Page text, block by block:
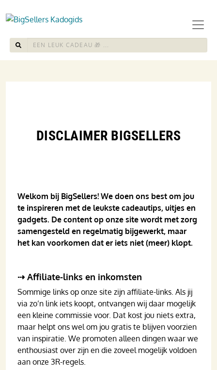
DISCLAIMER BIGSELLERS
Welkom bij BigSellers! We doen ons best om jou
te inspireren met de leukste cadeautips, uitjes en
gadgets. De content op onze site wordt met zorg
samengesteld en regelmatig bijgewerkt, maar
het kan voorkomen dat er iets niet (meer) klopt.
⇢ Affiliate-links en inkomsten
Sommige links op onze site zijn affiliate-links. Als jij
via zo’n link iets koopt, ontvangen wij daar mogelijk
een kleine commissie voor. Dat kost jou niets extra,
maar helpt ons wel om jou gratis te blijven voorzien
van inspiratie. We promoten alleen dingen waar we
enthousiast over zijn en die zoveel mogelijk voldoen
aan onze 3R-regels.